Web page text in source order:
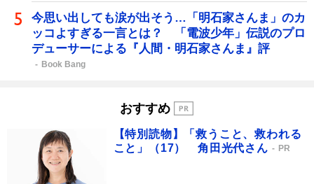
今思い出しても涙が出そう…「明石家さんま」のカ
ッコよすぎる一言とは？ 「電波少年」伝説のプロ
デューサーによる『人間・明石家さんま』評
Book Bang
おすすめ
【特別読物】「救うこと、救われる
こと」（17） 角田光代さん
PR